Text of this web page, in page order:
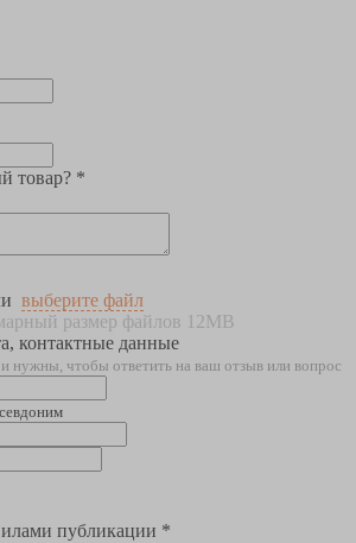
товар? *
выберите файл
размер файлов 12MB
контактные данные
нужны, чтобы ответить на ваш отзыв или вопрос
публикации *